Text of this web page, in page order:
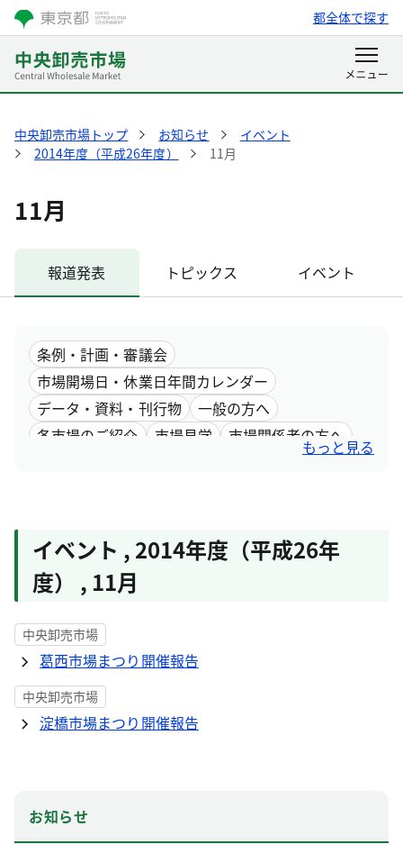
都全体で探す
中央卸売市場トップ お知らせ
イベント
2014年度（平成26年度）
11月
11月
報道発表 トピックス イベント
条例・計画・審議会
市場開場日・休業日年間カレンダー
データ・資料・刊行物
一般の方へ
各市場のご紹介
市場見学
市場関係者の方へ
もっと見る
イベント , 2014年度（平成26年
度）
, 11月
中央卸売市場
葛西市場まつり開催報告
中央卸売市場
淀橋市場まつり開催報告
お知らせ